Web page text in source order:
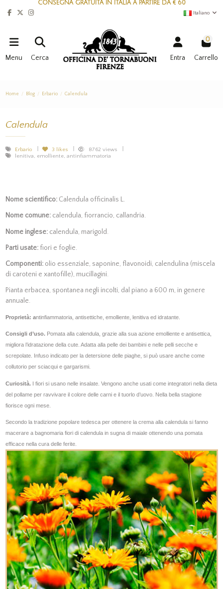
CONSEGNA GRATUITA IN ITALIA A PARTIRE DA € 60
Italiano
Menu Cerca Entra
0
Carrello
Home Blog Erbario Calendula
Calendula
Erbario 3 likes
8762 views
lenitiva, emolliente, antinfiammatoria
Nome scientifico:Calendula officinalis L.
Nome comune:calendula, fiorrancio, callandria.
Nome inglese:calendula, marigold.
Parti usate:fiori e foglie.
Componenti:olio essenziale, saponine, flavonoidi, calendulina (miscela
di caroteni e xantofille), mucillagini.
Pianta erbacea, spontanea negli incolti, dal piano a 600 m, in genere
annuale.
Proprietà: antinfiammatoria, antisettiche, emolliente, lenitiva ed idratante.
Consigli d’uso.Pomata alla calendula, grazie alla sua azione emolliente e antisettica,
migliora l’idratazione della cute. Adatta alla pelle dei bambini e nelle pelli secche e
screpolate. Infuso indicato per la detersione delle piaghe, si può usare anche come
collutorio per sciacqui e gargarismi.
Curiosità.I fiori si usano nelle insalate. Vengono anche usati come integratori nella dieta
del pollame per ravvivare il colore delle carni e il tuorlo d’uovo. Nella bella stagione
fiorisce ogni mese.
Secondo la tradizione popolare tedesca per ottenere la crema alla calendula si fanno
macerare a bagnomaria fiori di calendula in sugna di maiale ottenendo una pomata
efficace nella cura delle ferite.